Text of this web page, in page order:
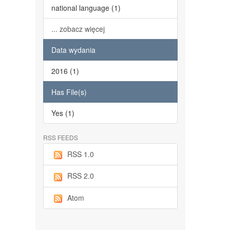
national language (1)
... zobacz więcej
Data wydania
2016 (1)
Has File(s)
Yes (1)
RSS FEEDS
RSS 1.0
RSS 2.0
Atom